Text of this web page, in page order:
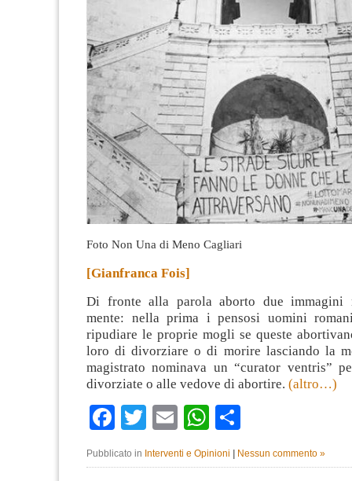
Foto Non Una di Meno Cagliari
[Gianfranca Fois]
Di fronte alla parola aborto due immagini
mente: nella prima i pensosi uomini
ripudiare le proprie mogli se queste
loro di divorziare o di morire lasciando la
magistrato nominava un “curator ventris”
divorziate o alle vedove di abortire. (altro…)
Facebook
TwitterEmailWhatsApp
Pubblicato in Interventi e Opinioni Nessun commento »